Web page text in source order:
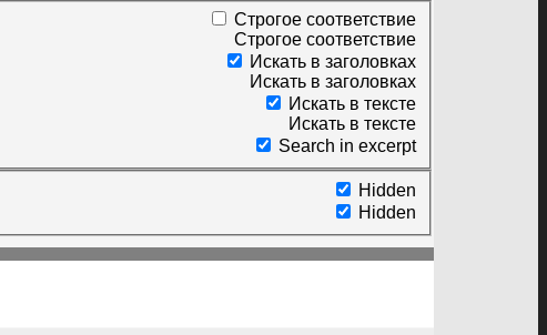
Строгое соответствие
Строгое соответствие
Искать в заголовках
Искать в заголовках
Искать в тексте
Искать в тексте
Search in excerpt
Hidden
Hidden